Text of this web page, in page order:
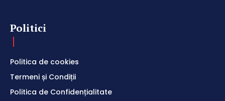
Politici
Politica de cookies
Termeni și Condiții
Politica de Confidențialitate